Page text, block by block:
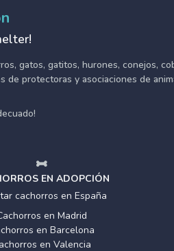
gatos, gatitos, hurones, conejos,
de protectoras y asociaciones de
EN ADOPCIÓN
cachorros en España
en Madrid
en Barcelona
en Valencia